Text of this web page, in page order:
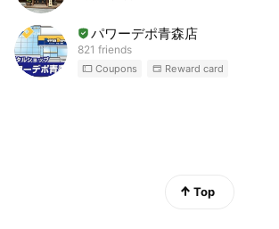
パワーデポ青森店
821 friends
Coupons Reward card
Top